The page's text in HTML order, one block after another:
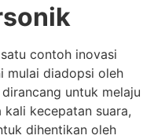
contoh inovasi
mulai diadopsi oleh
untuk melaju
kecepatan suara,
dihentikan oleh